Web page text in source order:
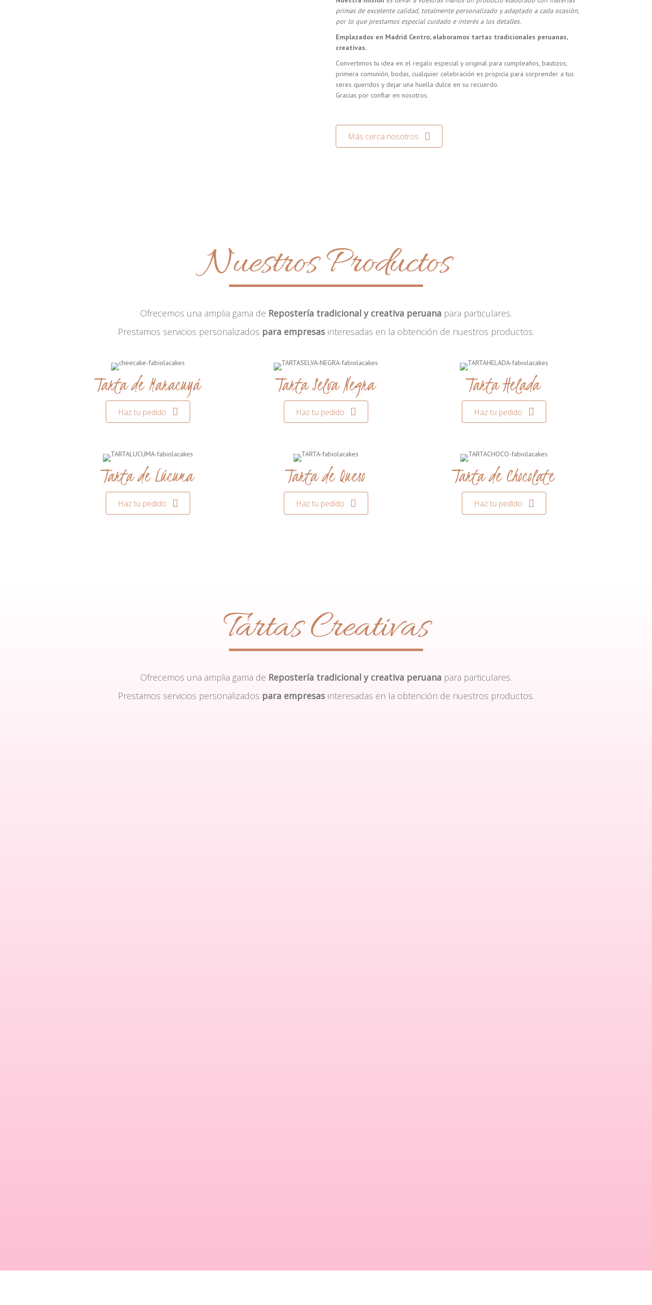
primas de excelente calidad, totalmente personalizado y adaptado a cada ocasión,
por lo que prestamos especial cuidado e interés a los detalles.
Emplazados en Madrid Centro, elaboramos tartas tradicionales peruanas,
creativas.
Convertimos tu idea en el regalo especial y original para cumpleaños, bautizos,
primera comunión, bodas, cualquier celebración es propicia para sorprender a tus
seres queridos y dejar una huella dulce en su recuerdo.
Gracias por confiar en nosotros.
Más cerca nosotros
Nuestros Productos
Ofrecemos una amplia gama de Repostería tradicional y creativa peruana para particulares.
Prestamos servicios personalizados para empresas interesadas en la obtención de nuestros productos.
Tarta de Maracuyá
Haz tu pedido
Tarta Selva Negra
Haz tu pedido
Tarta Helada
Haz tu pedido
Tarta de Lúcuma
Haz tu pedido
Tarta de Queso
Haz tu pedido
Tarta de Chocolate
Haz tu pedido
Tartas Creativas
Ofrecemos una amplia gama de Repostería tradicional y creativa peruana para particulares.
Prestamos servicios personalizados para empresas interesadas en la obtención de nuestros productos.